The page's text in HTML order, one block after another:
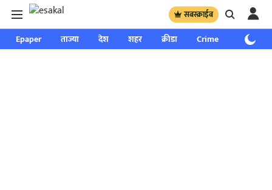
सबस्क्राईब
Epaper ताज्या देश शहर क्रीडा Crime साप्ताहिक